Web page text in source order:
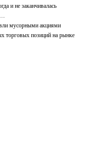
и не заканчивалась
мусорными акциями
торговых позиций на рынке